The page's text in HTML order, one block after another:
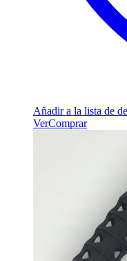
Añadir a la lista de
VerComprar